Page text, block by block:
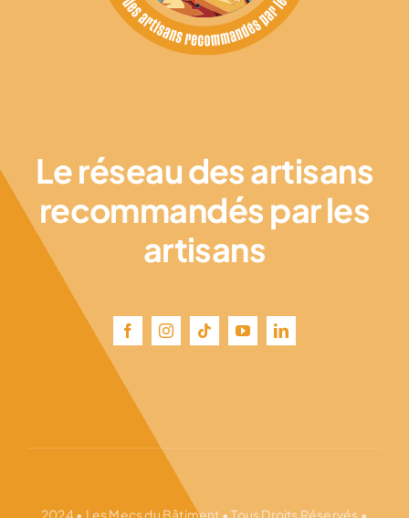
Le réseau des artisans
recommandés par les
artisans
2024 • Les Mecs du Bâtiment • Tous Droits Réservés •